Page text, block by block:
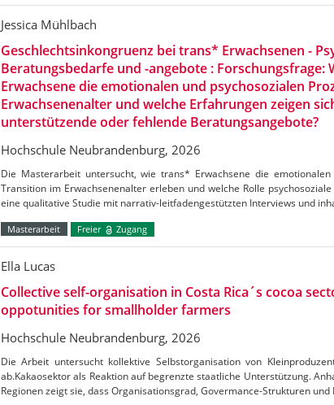
Jessica Mühlbach
Geschlechtsinkongruenz bei trans* Erwachsenen -
Beratungsbedarfe und -angebote : Forschungsfrage:
Erwachsene die emotionalen und psychosozialen
Erwachsenenalter und welche Erfahrungen zeigen
unterstützende oder fehlende Beratungsangebote?
Hochschule Neubrandenburg, 2026
Die Masterarbeit untersucht, wie trans* Erwachsene die
Transition im Erwachsenenalter erleben und welche Rolle
eine qualitative Studie mit narrativ-leitfadengestützten Interviews und
Masterarbeit Freier Zugang
Ella Lucas
Collective self-organisation in Costa Rica´s cocoa
oppotunities for smallholder farmers
Hochschule Neubrandenburg, 2026
Die Arbeit untersucht kollektive Selbstorganisation von
ab.Kakaosektor als Reaktion auf begrenzte staatliche Unterstützung.
Regionen zeigt sie, dass Organisationsgrad, Govermance-Strukturen